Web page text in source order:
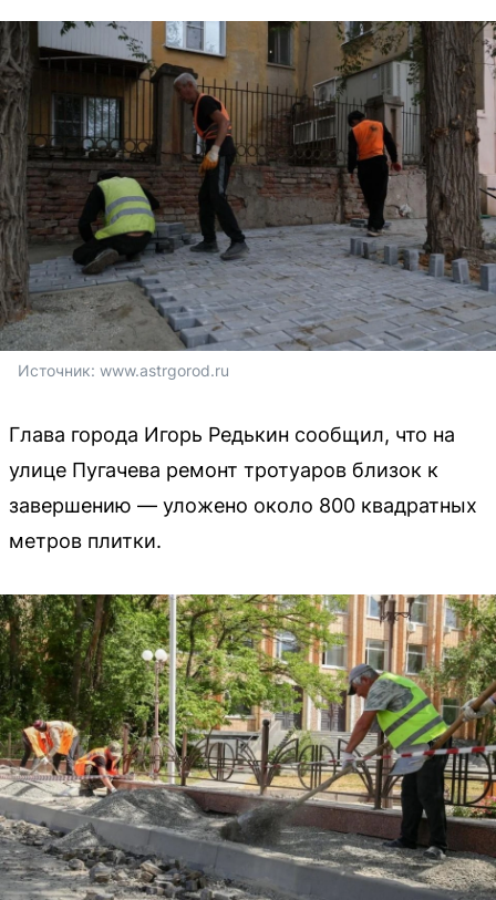
Источник: www.astrgorod.ru
Глава города Игорь Редькин сообщил, что на
улице Пугачева ремонт тротуаров близок к
завершению — уложено около 800 квадратных
метров плитки.